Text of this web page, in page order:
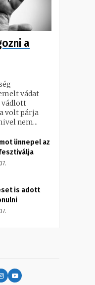
a
vádat
vádlott
volt párja
nem...
ünnepel az
is adott